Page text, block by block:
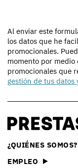
Al enviar este
los datos que he
promocionales.
momento por
promocionales que
gestión de tus datos
¿QUIÉNES SOMOS?
EMPLEO